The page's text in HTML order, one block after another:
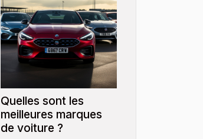
Quelles sont les
meilleures marques
de voiture ?